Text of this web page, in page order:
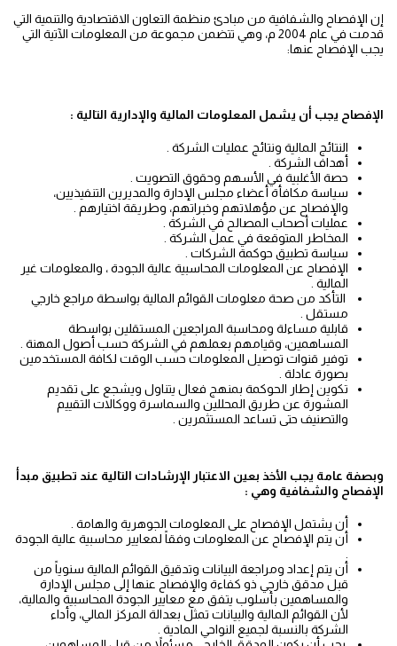
إن الإفصاح والشفافية من مبادئ منظمة التعاون الاقتصادية والتنمية التي
قدمت في عام 2004 م، وهي تتضمن مجموعة من المعلومات الآتية التي
يجب الإفصاح عنها:
الإفصاح يجب أن يشمل المعلومات المالية والإدارية التالية :
النتائج المالية ونتائج عمليات الشركة .
أهداف الشركة .
حصة الأغلبية في الأسهم وحقوق التصويت .
سياسة مكافأة أعضاء مجلس الإدارة والمديرين التنفيذيين،
والإفصاح عن مؤهلاتهم وخبراتهم، وطريقة اختيارهم .
عمليات أصحاب المصالح في الشركة .
المخاطر المتوقعة في عمل الشركة .
سياسة تطبيق حوكمة الشركات .
الإفصاح عن المعلومات المحاسبية عالية الجودة ، والمعلومات غير
المالية .
التأكد من صحة معلومات القوائم المالية بواسطة مراجع خارجي
مستقل .
قابلية مساءلة ومحاسبة المراجعين المستقلين بواسطة
المساهمين، وقيامهم بعملهم في الشركة حسب أصول المهنة .
توفير قنوات توصيل المعلومات حسب الوقت لكافة المستخدمين
بصورة عادلة .
تكوين إطار الحوكمة بمنهج فعال يتناول ويشجع على تقديم
المشورة عن طريق المحللين والسماسرة ووكالات التقييم
والتصنيف حتى تساعد المستثمرين .
وبصفة عامة يجب الأخذ بعين الاعتبار الإرشادات التالية عند تطبيق مبدأ
الإفصاح والشفافية وهي :
أن يشتمل الإفصاح على المعلومات الجوهرية والهامة .
أن يتم الإفصاح عن المعلومات وفقاً لمعايير محاسبية عالية الجودة
.
أن يتم إعداد ومراجعة البيانات وتدقيق القوائم المالية سنوياً من
قبل مدقق خارجي ذو كفاءة والإفصاح عنها إلى مجلس الإدارة
والمساهمين بأسلوب يتفق مع معايير الجودة المحاسبية والمالية،
لأن القوائم المالية والبيانات تمثل بعدالة المركز المالي، وأداء
الشركة بالنسبة لجميع النواحي المادية .